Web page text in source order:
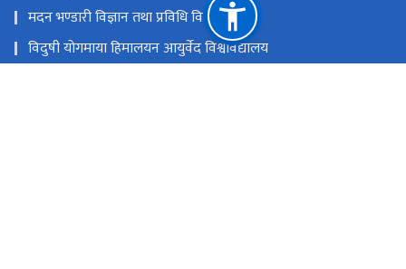
मदन भण्डारी विज्ञान तथा प्रविधि विश्वविद्यालय
विदुषी योगमाया हिमालयन आयुर्वेद विश्वविद्यालय